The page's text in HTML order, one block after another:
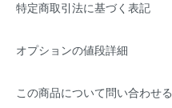
特定商取引法に基づく表記
オプションの値段詳細
この商品について問い合わせる